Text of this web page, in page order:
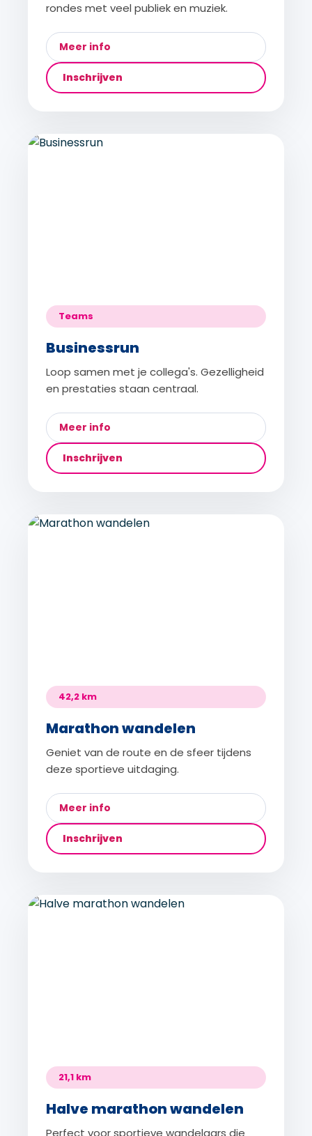
rondes met veel publiek en muziek.
Meer info
Inschrijven
Teams
Businessrun
Loop samen met je collega's. Gezelligheid
en prestaties staan centraal.
Meer info
Inschrijven
42,2 km
Marathon wandelen
Geniet van de route en de sfeer tijdens
deze sportieve uitdaging.
Meer info
Inschrijven
21,1 km
Halve marathon wandelen
Perfect voor sportieve wandelaars die